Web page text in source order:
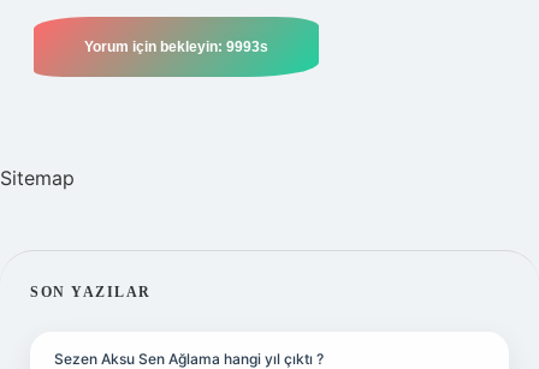
Sitemap
SIDEBAR
SON YAZILAR
Sezen Aksu Sen Ağlama hangi yıl çıktı ?